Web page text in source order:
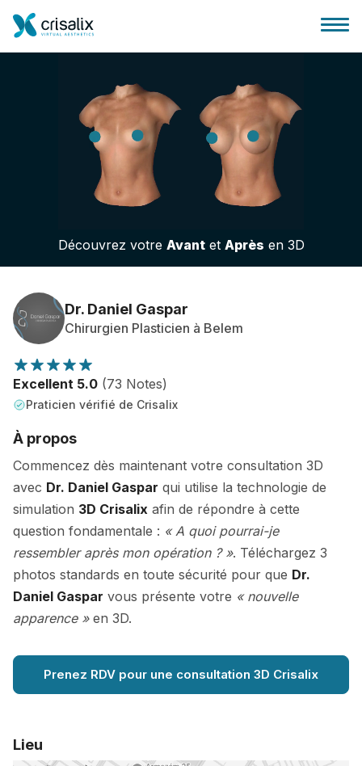
Accueil chirurgiens
Plateforme commerciale 3D
Forfait
Avis des patients
Découvrez votre Avantet Après en 3D
Dr. Daniel Gaspar
Chirurgien Plasticien à Belem
Excellent 5.0 (73 Notes)
Praticien vérifié de Crisalix
À propos
Commencez dès maintenant votre consultation 3D
avec Dr. Daniel Gaspar qui utilise la technologie de
simulation 3D Crisalix afin de répondre à cette
question fondamentale : « A quoi pourrai-je
ressembler après mon opération ? ». Téléchargez 3
photos standards en toute sécurité pour que Dr.
Daniel Gaspar vous présente votre « nouvelle
apparence »en 3D.
Prenez RDV pour une consultation 3D Crisalix
Lieu